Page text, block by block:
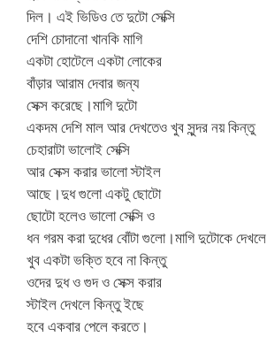
দিল। এই ভিডিও তে দুটো সেক্সি
দেশি চোদানো খানকি মাগি
একটা হোটেলে একটা লোকের
বাঁড়ার আরাম দেবার জন্য
সেক্স করেছে।মাগি দুটো
একদম দেশি মাল আর দেখতেও খুব সুন্দর নয় কিন্তু
চেহারাটা ভালোই সেক্সি
আর সেক্স করার ভালো স্টাইল
আছে।দুধ গুলো একটু ছোটো
ছোটো হলেও ভালো সেক্সি ও
ধন গরম করা দুধের বোঁটা গুলো।মাগি দুটোকে দেখলে
খুব একটা ভক্তি হবে না কিন্তু
ওদের দুধ ও গুদ ও সেক্স করার
স্টাইল দেখলে কিন্তু ইছে
হবে একবার পেলে করতে।